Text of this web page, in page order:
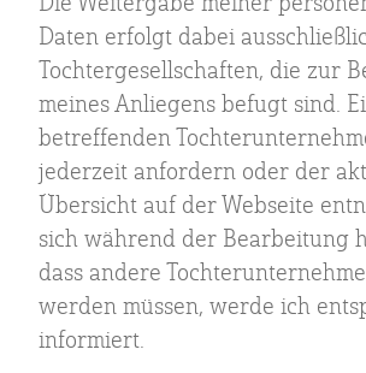
Daten erfolgt dabei
Tochtergesellschaften, die zur
meines Anliegens befugt sind.
betreffenden
jederzeit anfordern oder der
Übersicht auf der Webseite
sich während der Bearbeitung
dass andere
werden müssen, werde ich
informiert.